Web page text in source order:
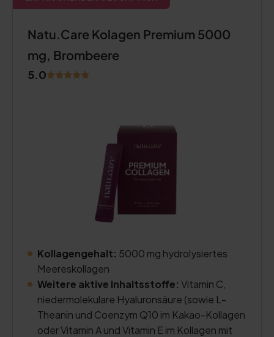
Natu.Care Kolagen Premium 5000
mg, Brombeere
5.0
Kollagengehalt: 5000 mg hydrolysiertes
Meereskollagen
Weitere aktive Inhaltsstoffe: Vitamin C,
niedermolekulare Hyaluronsäure (sowie L-
Theanin und Coenzym Q10 im Kakao-Kollagen
oder Vitamin A und Vitamin E im Kollagen mit